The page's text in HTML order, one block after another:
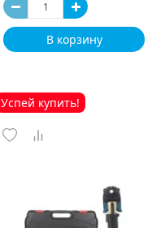
В корзину
Успей купить!